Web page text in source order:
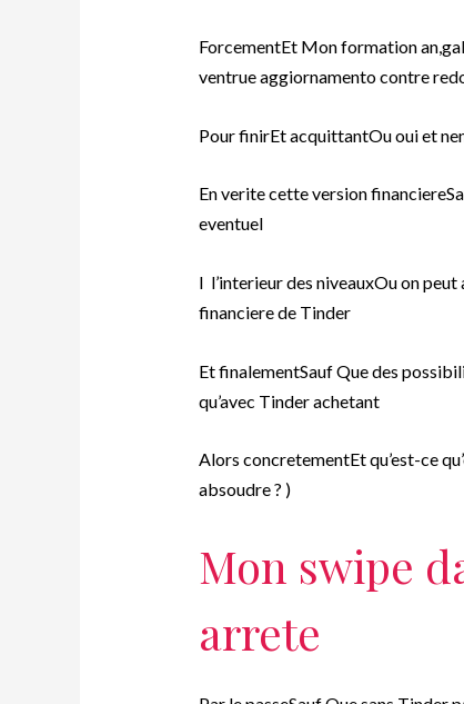
ForcementEt Mon formation
ventrue aggiornamento contre
Pour finirEt acquittantOu oui et
En verite cette version
eventuel
I l’interieur des niveauxOu on
financiere de Tinder
Et finalementSauf Que des
qu’avec Tinder achetant
Alors concretementEt qu’est-ce
absoudre ? )
Mon swipe
arrete